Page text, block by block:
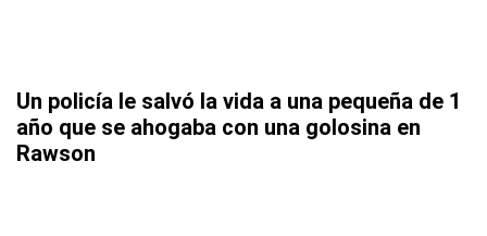
Un policía le salvó la vida a una pequeña de 1
año que se ahogaba con una golosina en
Rawson